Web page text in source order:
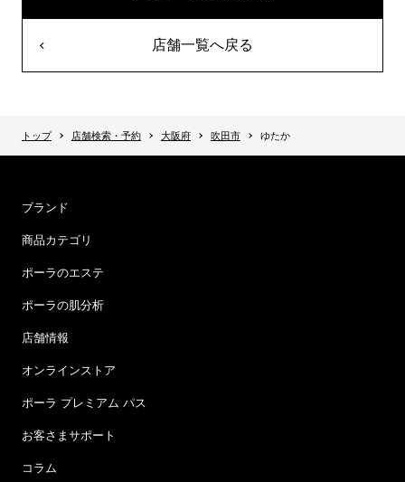
店舗一覧へ戻る
トップ 店舗検索・予約 大阪府 吹田市 ゆたか
ブランド
商品カテゴリ
ポーラのエステ
ポーラの肌分析
店舗情報
オンラインストア
ポーラ プレミアム パス
お客さまサポート
コラム